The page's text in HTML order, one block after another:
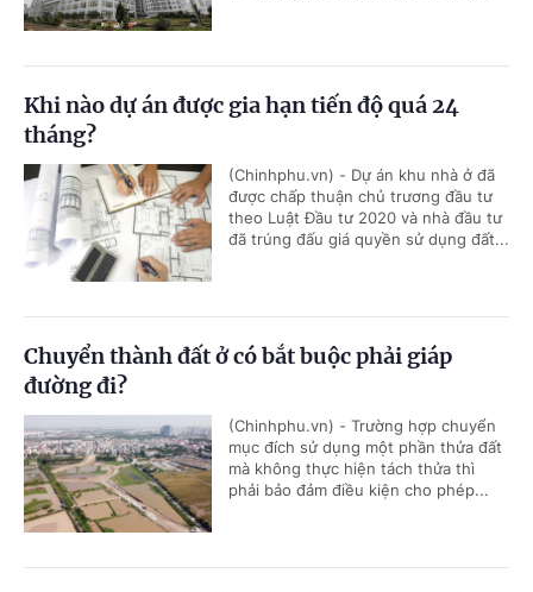
Khi nào dự án được gia hạn tiến độ quá 24
tháng?
(Chinhphu.vn) - Dự án khu nhà ở đã
được chấp thuận chủ trương đầu tư
theo Luật Đầu tư 2020 và nhà đầu tư
đã trúng đấu giá quyền sử dụng đất...
Chuyển thành đất ở có bắt buộc phải giáp
đường đi?
(Chinhphu.vn) - Trường hợp chuyển
mục đích sử dụng một phần thửa đất
mà không thực hiện tách thửa thì
phải bảo đảm điều kiện cho phép...